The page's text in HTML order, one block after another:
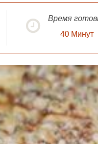
Время
40 Минут